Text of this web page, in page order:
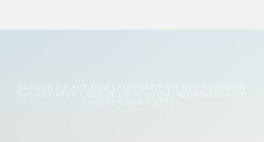
BLEIBEN SIE AUF DEM LAUFENDEN MIT DEN NEUESTEN
NACHRICHTEN ÜBER DE LINDEBOOM. ABONNIEREN SIE
UNSEREN NEWSLETTER